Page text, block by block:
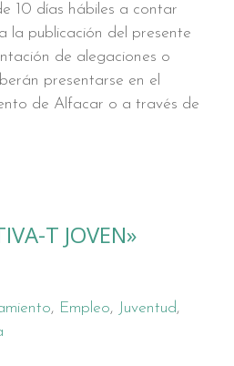
10 días hábiles a contar
la publicación del presente
de alegaciones o
presentarse en el
de Alfacar o a través de
T JOVEN»
, Empleo, Juventud,